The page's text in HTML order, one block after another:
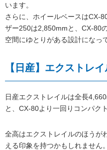
います。
さらに、ホイールベースはCX-
ザー250は2,850mmと、CX-80
空間にゆとりがある設計になっ
【日産】エクストレイ
日産エクストレイルは全長
と、CX-80より一回りコンパク
全高はエクストレイルのほうが
える印象を持つかもしれません。